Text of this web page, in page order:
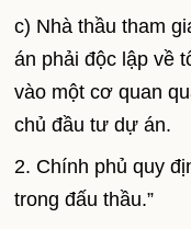
c) Nhà thầu tham
án phải độc lập về
vào một cơ quan
chủ đầu tư dự án.
2. Chính phủ quy
trong đấu thầu.”